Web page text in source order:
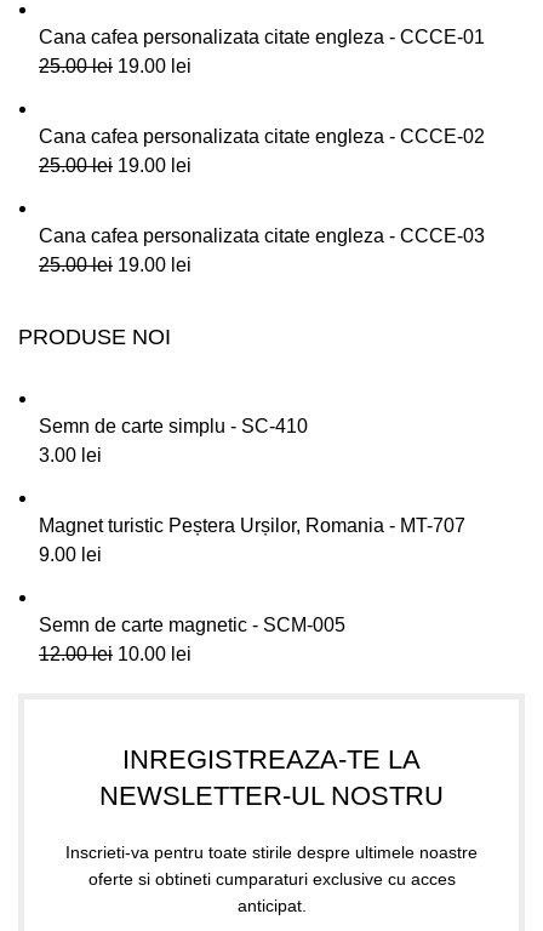
Cana cafea personalizata citate engleza - CCCE-01
25.00lei 19.00 lei
Cana cafea personalizata citate engleza - CCCE-02
25.00lei 19.00 lei
Cana cafea personalizata citate engleza - CCCE-03
25.00lei 19.00 lei
PRODUSE NOI
Semn de carte simplu - SC-410
3.00 lei
Magnet turistic Peștera Urșilor, Romania - MT-707
9.00 lei
Semn de carte magnetic - SCM-005
12.00lei 10.00 lei
INREGISTREAZA-TE LA
NEWSLETTER-UL NOSTRU
Inscrieti-va pentru toate stirile despre ultimele noastre
oferte si obtineti cumparaturi exclusive cu acces
anticipat.